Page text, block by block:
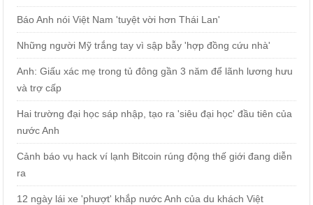
Báo Anh nói Việt Nam 'tuyệt vời hơn Thái Lan'
Những người Mỹ trắng tay vì sập bẫy 'hợp đồng cứu nhà'
Anh: Giấu xác mẹ trong tủ đông gần 3 năm để lãnh lương hưu
và trợ cấp
Hai trường đại học sáp nhập, tạo ra 'siêu đại học' đầu tiên của
nước Anh
Cảnh báo vụ hack ví lạnh Bitcoin rúng động thế giới đang diễn
ra
12 ngày lái xe 'phượt' khắp nước Anh của du khách Việt